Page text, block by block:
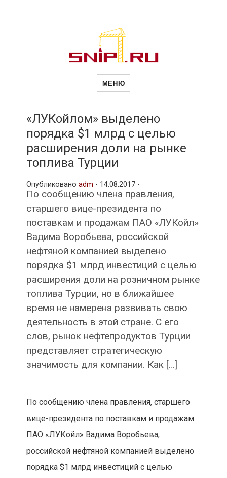
Новости
и
рубрики
МЕНЮ
«ЛУКойлом» выделено
порядка $1 млрд с целью
расширения доли на рынке
топлива Турции
Опубликовано adm - 14.08.2017 -
По сообщению члена правления,
старшего вице-президента по
поставкам и продажам ПАО «ЛУКойл»
Вадима Воробьева, российской
нефтяной компанией выделено
порядка $1 млрд инвестиций с целью
расширения доли на розничном рынке
топлива Турции, но в ближайшее
время не намерена развивать свою
деятельность в этой стране. С его
слов, рынок нефтепродуктов Турции
представляет стратегическую
значимость для компании. Как […]
По сообщению члена правления, старшего
вице-президента по поставкам и продажам
ПАО «ЛУКойл» Вадима Воробьева,
российской нефтяной компанией выделено
порядка $1 млрд инвестиций с целью